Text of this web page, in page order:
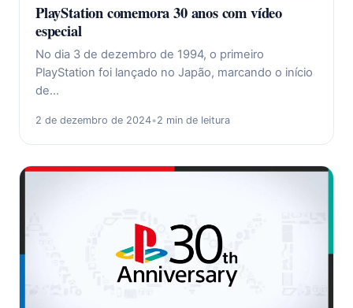
PlayStation comemora 30 anos com vídeo
especial
No dia 3 de dezembro de 1994, o primeiro
PlayStation foi lançado no Japão, marcando o início
de…
2 de dezembro de 2024•2 min de leitura